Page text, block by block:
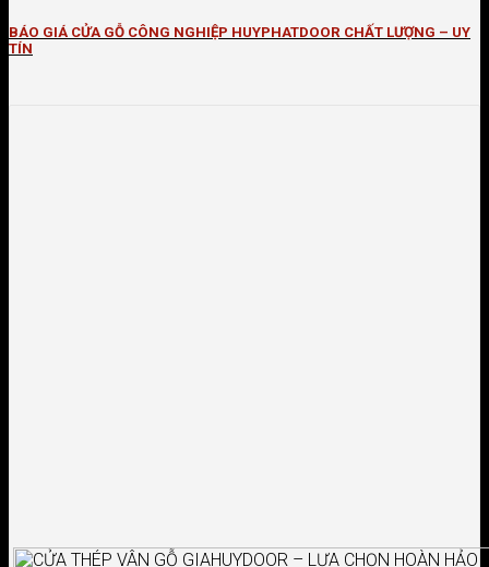
BÁO GIÁ CỬA GỖ CÔNG NGHIỆP HUYPHATDOOR CHẤT LƯỢNG – UY
TÍN